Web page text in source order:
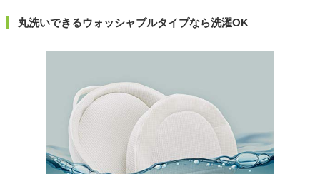
丸洗いできるウォッシャブルタイプなら洗濯OK